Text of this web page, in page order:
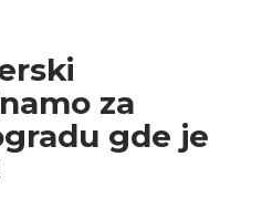
za
gde je